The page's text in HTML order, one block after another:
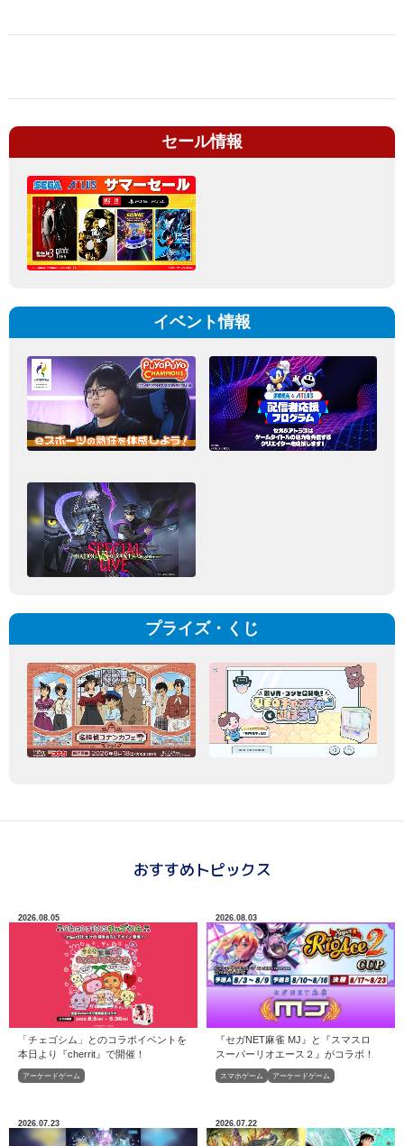
セール情報
イベント情報
プライズ・くじ
おすすめトピックス
2026.08.05
アーケードゲーム
「チェゴシム」とのコラボイベントを
本日より『cherrit』で開催！
2026.08.03
スマホゲーム アーケードゲーム
『セガNET麻雀 MJ』と『スマスロ
スーパーリオエース２』がコラボ！
2026.07.23 2026.07.22